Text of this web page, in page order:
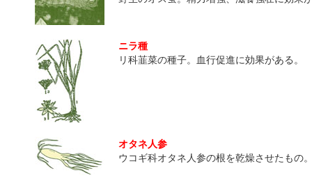
ニラ種
リ科韮菜の種子。血行促進に効果がある。
オタネ人参
ウコギ科オタネ人参の根を乾燥させたもの